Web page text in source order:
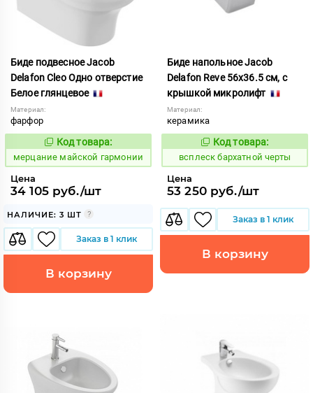
Биде подвесное Jacob
Delafon Cleo Одно отверстие
Белое глянцевое
Материал:
фарфор
Код:
975141
Код товара:
мерцание майской гармонии
Цена
34 105 руб./шт
НАЛИЧИЕ: 3 ШТ
Заказ в 1 клик
В корзину
Биде напольное Jacob
Delafon Reve 56x36.5 см, с
крышкой микролифт
Материал:
керамика
Код:
234870
Код товара:
всплеск бархатной черты
Цена
53 250 руб./шт
Заказ в 1 клик
В корзину